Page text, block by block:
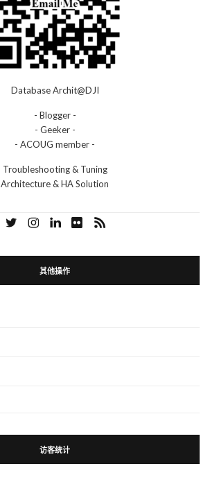
Database Archit@DJI
- Blogger -
- Geeker -
- ACOUG member -
Troubleshooting & Tuning
Architecture & HA Solution
其他操作
访客统计